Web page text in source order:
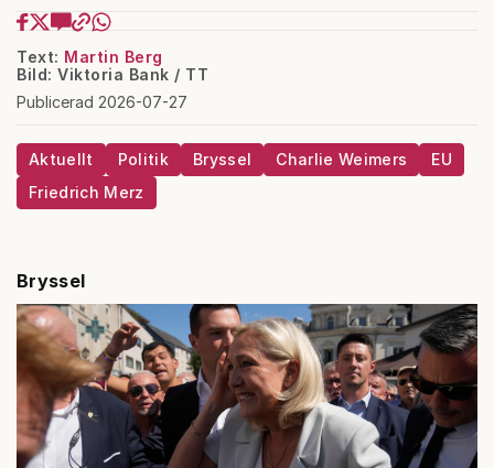
Text: Martin Berg
Bild: Viktoria Bank / TT
Publicerad 2026-07-27
Aktuellt Politik Bryssel Charlie Weimers
EU
Friedrich Merz
Bryssel